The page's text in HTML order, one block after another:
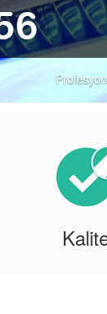
Profesyonel